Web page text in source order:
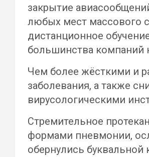
закрытие
любых мест массового
дистанционное
большинства компаний
Чем более жёсткими и
заболевания, а также
вирусологическими
Стремительное
формами пневмонии,
обернулись